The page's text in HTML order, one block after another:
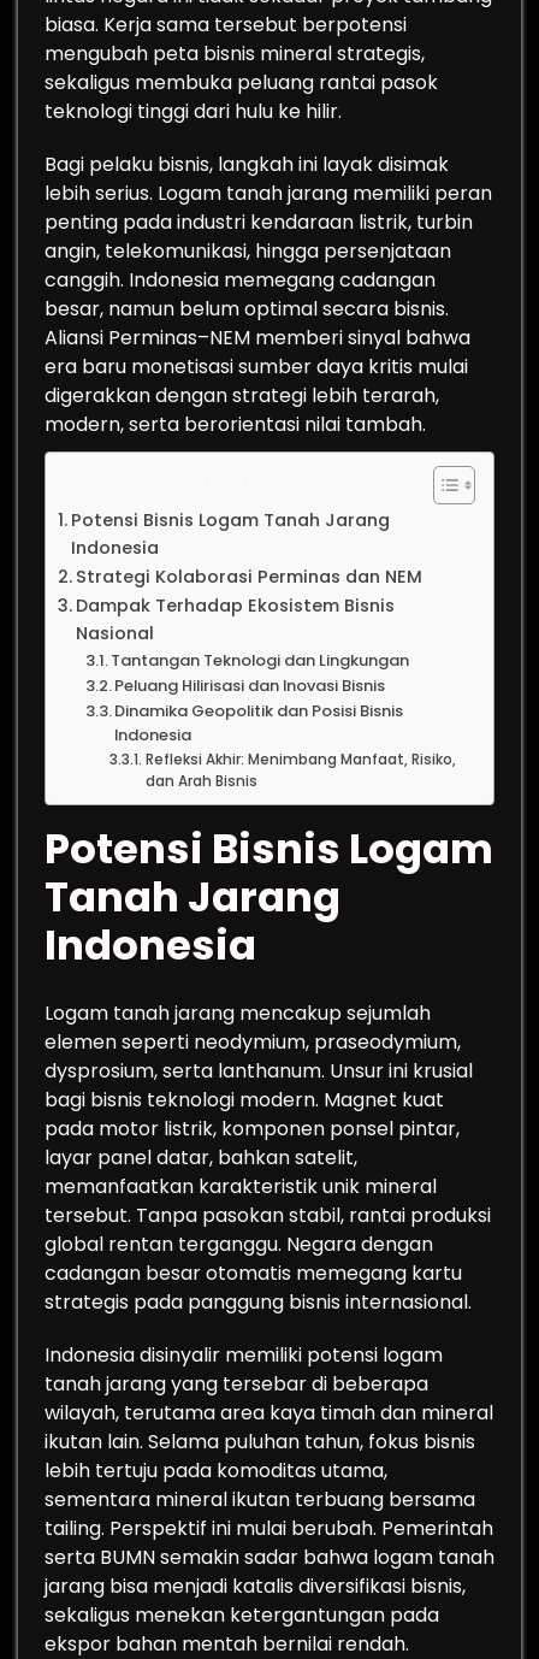
biasa. Kerja sama tersebut berpotensi
mengubah peta bisnis mineral strategis,
sekaligus membuka peluang rantai pasok
teknologi tinggi dari hulu ke hilir.
Bagi pelaku bisnis, langkah ini layak disimak
lebih serius. Logam tanah jarang memiliki peran
penting pada industri kendaraan listrik, turbin
angin, telekomunikasi, hingga persenjataan
canggih. Indonesia memegang cadangan
besar, namun belum optimal secara bisnis.
Aliansi Perminas–NEM memberi sinyal bahwa
era baru monetisasi sumber daya kritis mulai
digerakkan dengan strategi lebih terarah,
modern, serta berorientasi nilai tambah.
Potensi Bisnis Logam Tanah Jarang
Indonesia
Strategi Kolaborasi Perminas dan NEM
Dampak Terhadap Ekosistem Bisnis
Nasional
Tantangan Teknologi dan Lingkungan
Peluang Hilirisasi dan Inovasi Bisnis
Dinamika Geopolitik dan Posisi Bisnis
Indonesia
Refleksi Akhir: Menimbang Manfaat, Risiko,
dan Arah Bisnis
Potensi Bisnis Logam
Tanah Jarang
Indonesia
Logam tanah jarang mencakup sejumlah
elemen seperti neodymium, praseodymium,
dysprosium, serta lanthanum. Unsur ini krusial
bagi bisnis teknologi modern. Magnet kuat
pada motor listrik, komponen ponsel pintar,
layar panel datar, bahkan satelit,
memanfaatkan karakteristik unik mineral
tersebut. Tanpa pasokan stabil, rantai produksi
global rentan terganggu. Negara dengan
cadangan besar otomatis memegang kartu
strategis pada panggung bisnis internasional.
Indonesia disinyalir memiliki potensi logam
tanah jarang yang tersebar di beberapa
wilayah, terutama area kaya timah dan mineral
ikutan lain. Selama puluhan tahun, fokus bisnis
lebih tertuju pada komoditas utama,
sementara mineral ikutan terbuang bersama
tailing. Perspektif ini mulai berubah. Pemerintah
serta BUMN semakin sadar bahwa logam tanah
jarang bisa menjadi katalis diversifikasi bisnis,
sekaligus menekan ketergantungan pada
ekspor bahan mentah bernilai rendah.